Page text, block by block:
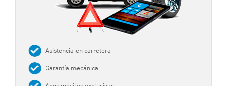
Asistencia en carretera
Garantía mecánica